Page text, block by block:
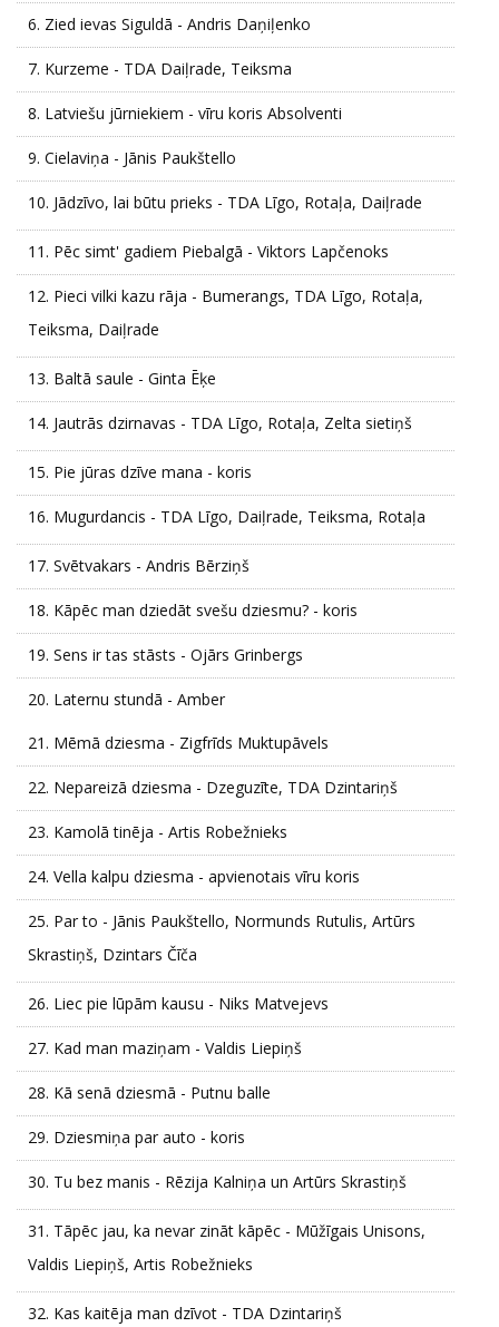
6. Zied ievas Siguldā - Andris Daņiļenko
7. Kurzeme - TDA Daiļrade, Teiksma
8. Latviešu jūrniekiem - vīru koris Absolventi
9. Cielaviņa - Jānis Paukštello
10. Jādzīvo, lai būtu prieks - TDA Līgo, Rotaļa, Daiļrade
11. Pēc simt' gadiem Piebalgā - Viktors Lapčenoks
12. Pieci vilki kazu rāja - Bumerangs, TDA Līgo, Rotaļa,
Teiksma, Daiļrade
13. Baltā saule - Ginta Ēķe
14. Jautrās dzirnavas - TDA Līgo, Rotaļa, Zelta sietiņš
15. Pie jūras dzīve mana - koris
16. Mugurdancis - TDA Līgo, Daiļrade, Teiksma, Rotaļa
17. Svētvakars - Andris Bērziņš
18. Kāpēc man dziedāt svešu dziesmu? - koris
19. Sens ir tas stāsts - Ojārs Grinbergs
20. Laternu stundā - Amber
21. Mēmā dziesma - Zigfrīds Muktupāvels
22. Nepareizā dziesma - Dzeguzīte, TDA Dzintariņš
23. Kamolā tinēja - Artis Robežnieks
24. Vella kalpu dziesma - apvienotais vīru koris
25. Par to - Jānis Paukštello, Normunds Rutulis, Artūrs
Skrastiņš, Dzintars Čīča
26. Liec pie lūpām kausu - Niks Matvejevs
27. Kad man maziņam - Valdis Liepiņš
28. Kā senā dziesmā - Putnu balle
29. Dziesmiņa par auto - koris
30. Tu bez manis - Rēzija Kalniņa un Artūrs Skrastiņš
31. Tāpēc jau, ka nevar zināt kāpēc - Mūžīgais Unisons,
Valdis Liepiņš, Artis Robežnieks
32. Kas kaitēja man dzīvot - TDA Dzintariņš